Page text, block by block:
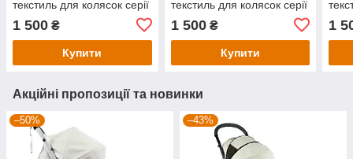
текстиль для колясок серії
Yoya plus колір Чорний з
візерунком KT5000208 із
утепленням
1 500 ₴
Купити
текстиль для колясок серії
Yoya plus колір Коричнева
еко шкіра KT5000250 з
утепленням
1 500₴
Купити
1
Акційні пропозиції та новинки
–50% –43%